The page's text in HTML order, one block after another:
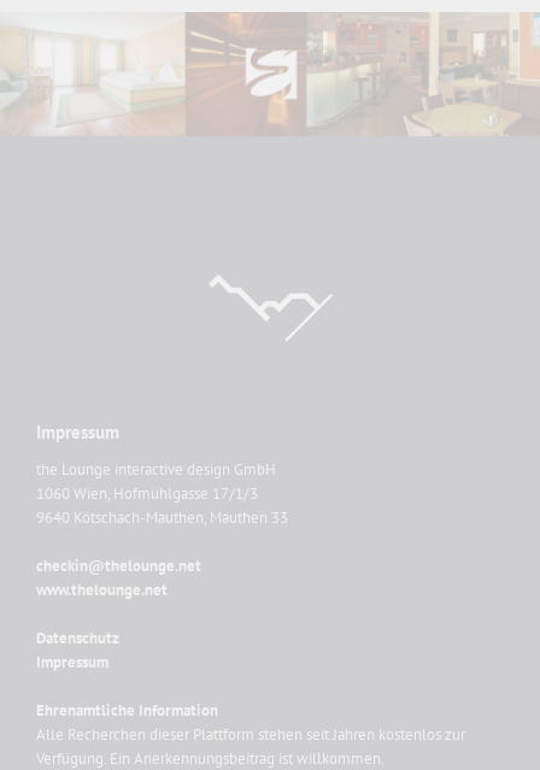
Impressum
the Lounge interactive design GmbH
1060 Wien, Hofmühlgasse 17/1/3
9640 Kötschach-Mauthen, Mauthen 33
checkin@thelounge.net
www.thelounge.net
Datenschutz
Impressum
Ehrenamtliche Information
Alle Recherchen dieser Plattform stehen seit Jahren kostenlos zur
Verfügung. Ein Anerkennungsbeitrag ist willkommen.